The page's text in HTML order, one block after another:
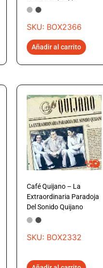
SKU: BOX2366
Añadir al carrito
Café Quijano – La
Extraordinaria Paradoja
Del Sonido Quijano
SKU: BOX2332